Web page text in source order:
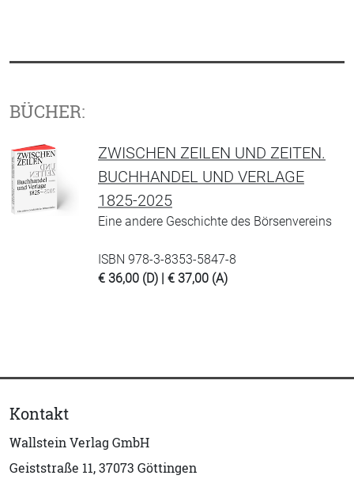
BÜCHER:
ZWISCHEN ZEILEN UND ZEITEN.
BUCHHANDEL UND VERLAGE
1825-2025
Eine andere Geschichte des Börsenvereins
ISBN 978-3-8353-5847-8
€ 36,00 (D) | € 37,00 (A)
Kontakt
Wallstein Verlag GmbH
Geiststraße 11, 37073 Göttingen